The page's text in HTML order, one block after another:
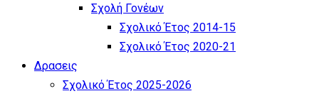
Σχολή Γονέων
Σχολικό Έτος 2014-15
Σχολικό Έτος 2020-21
Δρασεις
Σχολικό Έτος 2025-2026